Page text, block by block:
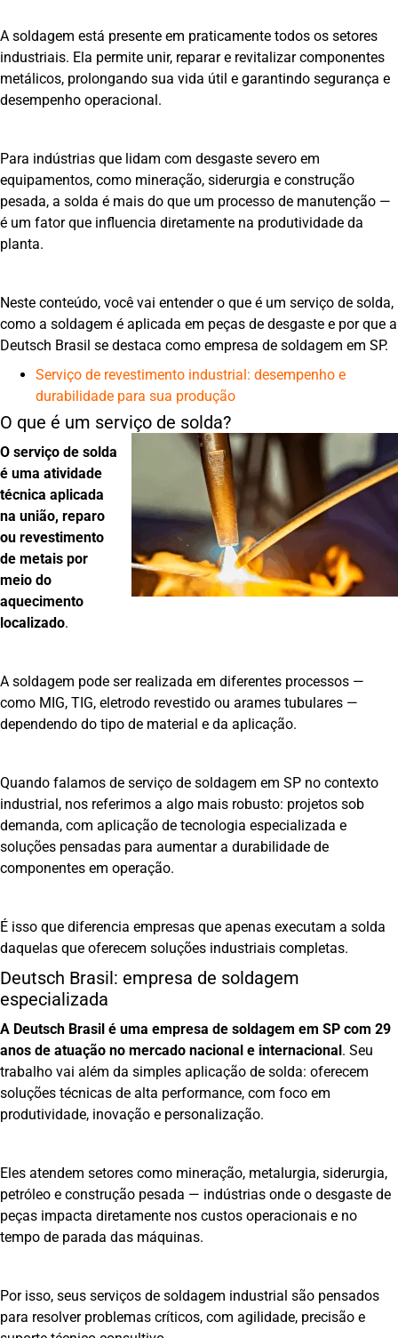
A soldagem está presente em praticamente todos os setores
industriais. Ela permite unir, reparar e revitalizar componentes
metálicos, prolongando sua vida útil e garantindo segurança e
desempenho operacional.
Para indústrias que lidam com desgaste severo em
equipamentos, como mineração, siderurgia e construção
pesada, a solda é mais do que um processo de manutenção —
é um fator que influencia diretamente na produtividade da
planta.
Neste conteúdo, você vai entender o que é um serviço de solda,
como a soldagem é aplicada em peças de desgaste e por que a
Deutsch Brasil se destaca como empresa de soldagem em SP.
Serviço de revestimento industrial: desempenho e
durabilidade para sua produção
O que é um serviço de solda?
O serviço de solda
é uma atividade
técnica aplicada
na união, reparo
ou revestimento
de metais por
meio do
aquecimento
localizado.
A soldagem pode ser realizada em diferentes processos —
como MIG, TIG, eletrodo revestido ou arames tubulares —
dependendo do tipo de material e da aplicação.
Quando falamos de serviço de soldagem em SP no contexto
industrial, nos referimos a algo mais robusto: projetos sob
demanda, com aplicação de tecnologia especializada e
soluções pensadas para aumentar a durabilidade de
componentes em operação.
É isso que diferencia empresas que apenas executam a solda
daquelas que oferecem soluções industriais completas.
Deutsch Brasil: empresa de soldagem
especializada
A Deutsch Brasil é uma empresa de soldagem em SP com 29
anos de atuação no mercado nacional e internacional. Seu
trabalho vai além da simples aplicação de solda: oferecem
soluções técnicas de alta performance, com foco em
produtividade, inovação e personalização.
Eles atendem setores como mineração, metalurgia, siderurgia,
petróleo e construção pesada — indústrias onde o desgaste de
peças impacta diretamente nos custos operacionais e no
tempo de parada das máquinas.
Por isso, seus serviços de soldagem industrial são pensados
para resolver problemas críticos, com agilidade, precisão e